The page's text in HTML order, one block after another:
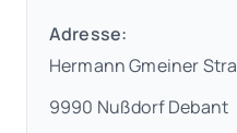
Adresse:
Hermann Gmeiner
9990 Nußdorf Debant